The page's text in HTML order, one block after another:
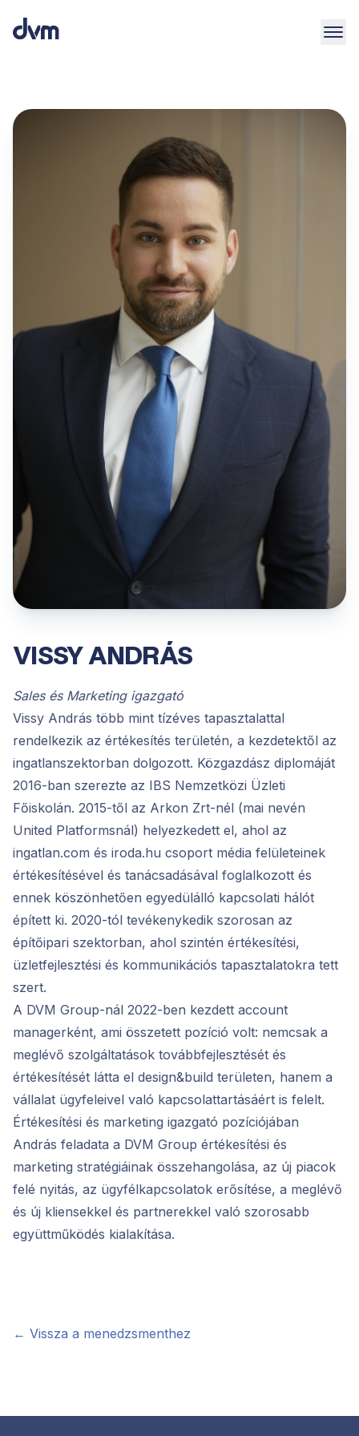
VISSY ANDRÁS
Sales és Marketing igazgató
Vissy András több mint tízéves tapasztalattal
rendelkezik az értékesítés területén, a kezdetektől az
ingatlanszektorban dolgozott. Közgazdász diplomáját
2016-ban szerezte az IBS Nemzetközi Üzleti
Főiskolán. 2015-től az Arkon Zrt-nél (mai nevén
United Platformsnál) helyezkedett el, ahol az
ingatlan.com és iroda.hu csoport média felületeinek
értékesítésével és tanácsadásával foglalkozott és
ennek köszönhetően egyedülálló kapcsolati hálót
épített ki. 2020-tól tevékenykedik szorosan az
építőipari szektorban, ahol szintén értékesítési,
üzletfejlesztési és kommunikációs tapasztalatokra tett
szert.
A DVM Group-nál 2022-ben kezdett account
managerként, ami összetett pozíció volt: nemcsak a
meglévő szolgáltatások továbbfejlesztését és
értékesítését látta el design&build területen, hanem a
vállalat ügyfeleivel való kapcsolattartásáért is felelt.
Értékesítési és marketing igazgató pozíciójában
András feladata a DVM Group értékesítési és
marketing stratégiáinak összehangolása, az új piacok
felé nyitás, az ügyfélkapcsolatok erősítése, a meglévő
és új kliensekkel és partnerekkel való szorosabb
együttműködés kialakítása.
← Vissza a menedzsmenthez